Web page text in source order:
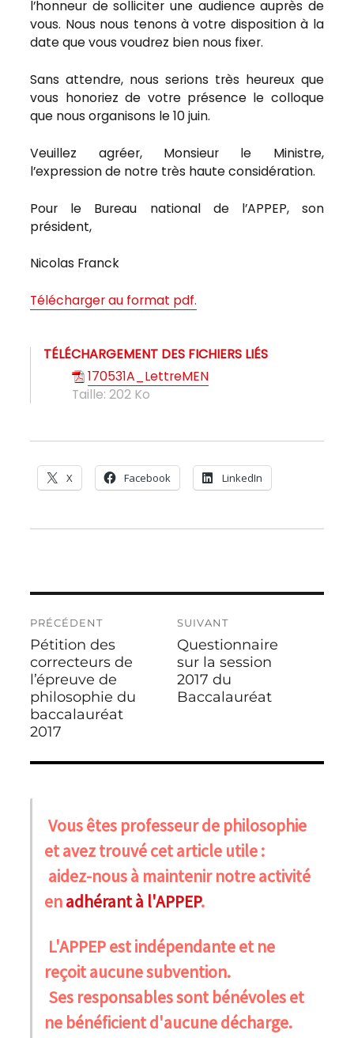
l’honneur de solliciter une audience auprès de
vous. Nous nous tenons à votre disposition à la
date que vous voudrez bien nous fixer.
Sans attendre, nous serions très heureux que
vous honoriez de votre présence le colloque
que nous organisons le 10 juin.
Veuillez agréer, Monsieur le Ministre,
l’expression de notre très haute considération.
Pour le Bureau national de l’APPEP, son
président,
Nicolas Franck
Télécharger au format pdf.
TÉLÉCHARGEMENT DES FICHIERS LIÉS
170531A_LettreMEN
Taille: 202 Ko
X Facebook LinkedIn
de
l’article
PRÉCÉDENT
Publication
précédente :
Pétition des
correcteurs de
l’épreuve de
philosophie du
baccalauréat
2017
SUIVANT
Publication
suivante :
Questionnaire
sur la session
2017 du
Baccalauréat
Vous êtes professeur de philosophie
et avez trouvé cet article utile :
aidez-nous à maintenir notre activité
enadhérant à l'APPEP.
L'APPEP est indépendante et ne
reçoit aucune subvention.
Ses responsables sont bénévoles et
ne bénéficient d'aucune décharge.